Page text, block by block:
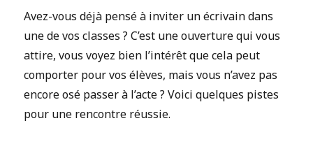
Avez-vous déjà pensé à inviter un écrivain dans
une de vos classes ? C’est une ouverture qui vous
attire, vous voyez bien l’intérêt que cela peut
comporter pour vos élèves, mais vous n’avez pas
encore osé passer à l’acte ? Voici quelques pistes
pour une rencontre réussie.